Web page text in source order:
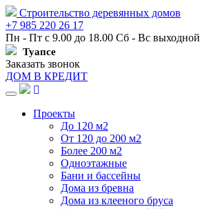
Строительство деревянных домов
+7 985 220 26 17
Пн - Пт с 9.00 до 18.00 Сб - Вс выходной
Туапсе
Заказать звонок
ДОМ В КРЕДИТ
Навигация
Проекты
До 120 м2
От 120 до 200 м2
Более 200 м2
Одноэтажные
Бани и бассейны
Дома из бревна
Дома из клееного бруса